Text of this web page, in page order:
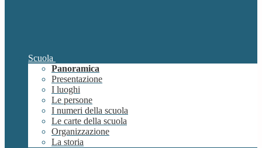
Scuola
Panoramica
Presentazione
I luoghi
Le persone
I numeri della scuola
Le carte della scuola
Organizzazione
La storia